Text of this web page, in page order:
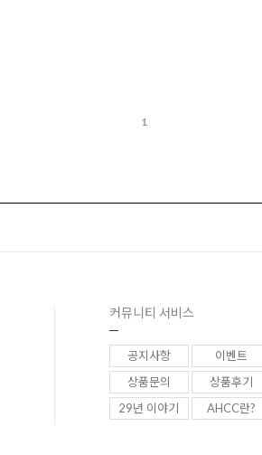
1
커뮤니티 서비스
공지사항
이벤트
상품문의
상품후기
29년 이야기
AHCC란?